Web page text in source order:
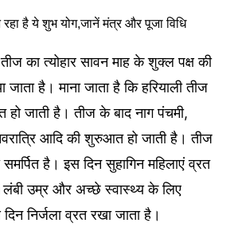
का त्योहार सावन माह के शुक्ल पक्ष की
जाता है। माना जाता है कि हरियाली तीज
हो जाती है। तीज के बाद नाग पंचमी,
आदि की शुरुआत हो जाती है। तीज
समर्पित है। इस दिन सुहागिन महिलाएं व्रत
उम्र और अच्छे स्वास्थ्य के लिए
निर्जला व्रत रखा जाता है।